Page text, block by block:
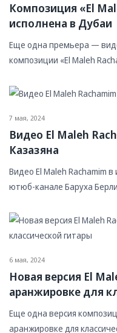
Композиция «El
исполнена в Дубаи
Еще одна премьера —
композиции «El Maleh
7 мая, 2024
Видео El Maleh
Казазяна
Видео El Maleh Rachamim
ютюб-канале Баруха
6 мая, 2024
Новая версия El
аранжировке для
Еще одна версия
аранжировке для